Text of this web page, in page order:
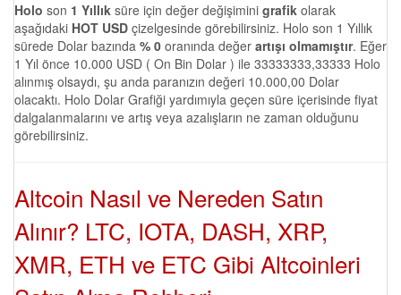
Holo son 1 Yıllık süre için değer değişimini grafik olarak
aşağıdaki HOT USD çizelgesinde görebilirsiniz. Holo son 1 Yıllık
sürede Dolar bazında % 0 oranında değer artışı olmamıştır. Eğer
1 Yıl önce 10.000 USD ( On Bin Dolar ) ile 33333333,33333 Holo
alınmış olsaydı, şu anda paranızın değeri 10.000,00 Dolar
olacaktı. Holo Dolar Grafiği yardımıyla geçen süre içerisinde fiyat
dalgalanmalarını ve artış veya azalışların ne zaman olduğunu
görebilirsiniz.
Altcoin Nasıl ve Nereden Satın
Alınır? LTC, IOTA, DASH, XRP,
XMR, ETH ve ETC Gibi Altcoinleri